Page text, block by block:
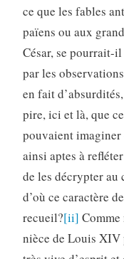
ce que les fables
païens ou aux
César, se pourrait-
par les
en fait
pire, ici et là, que
pouvaient imaginer
ainsi aptes à
de les décrypter au
d’où ce caractère
recueil?[ii]
nièce de Louis XIV